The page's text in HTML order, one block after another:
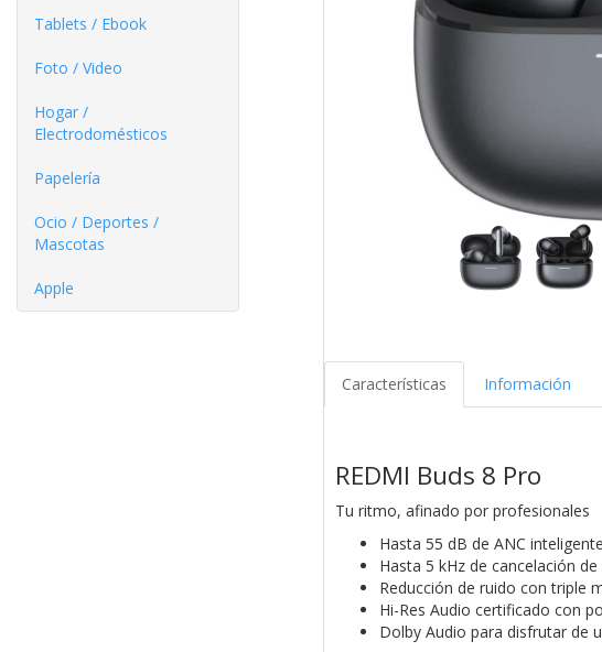
Tablets / Ebook
Foto / Video
Hogar /
Electrodomésticos
Papelería
Ocio / Deportes /
Mascotas
Apple
Características Información
REDMI Buds 8 Pro
Tu ritmo, afinado por profesionales
Hasta 55 dB de ANC
Hasta 5 kHz de cancelación
Reducción de ruido con triple
Hi-Res Audio certificado con
Dolby Audio para disfrutar de